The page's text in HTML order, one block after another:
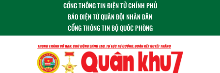
CỔNG THÔNG TIN ĐIỆN TỬ CHÍNH PHỦ
BÁO ĐIỆN TỬ QUÂN ĐỘI NHÂN DÂN
CỔNG THÔNG TIN BỘ QUỐC PHÒNG